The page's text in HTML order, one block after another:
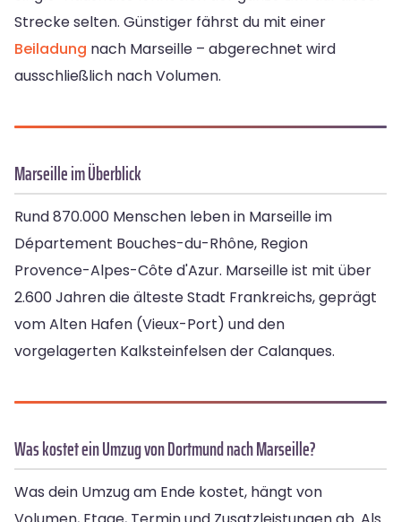
Strecke selten. Günstiger fährst du mit einer
Beiladung nach Marseille – abgerechnet wird
ausschließlich nach Volumen.
Marseille im Überblick
Rund 870.000 Menschen leben in Marseille im
Département Bouches-du-Rhône, Region
Provence-Alpes-Côte d'Azur. Marseille ist mit über
2.600 Jahren die älteste Stadt Frankreichs, geprägt
vom Alten Hafen (Vieux-Port) und den
vorgelagerten Kalksteinfelsen der Calanques.
Was kostet ein Umzug von Dortmund nach Marseille?
Was dein Umzug am Ende kostet, hängt von